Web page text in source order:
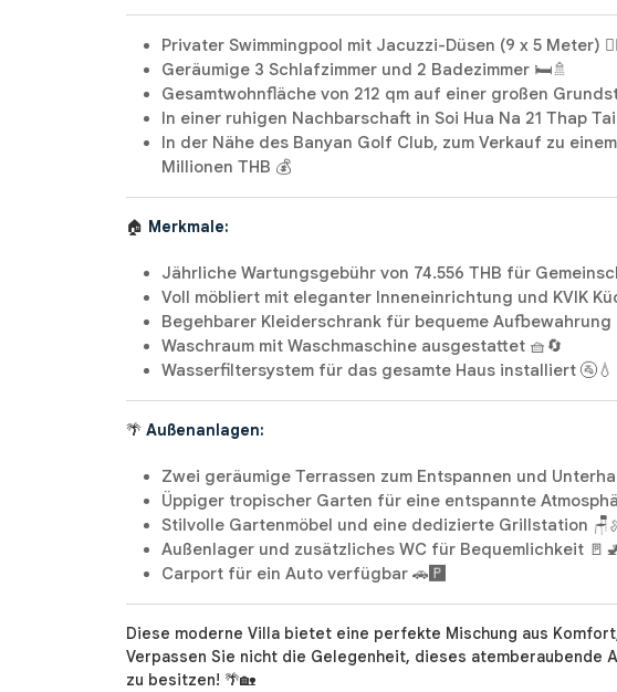
Privater Swimmingpool mit Jacuzzi-Düsen (9 x 5 Meter)
Geräumige 3 Schlafzimmer und 2 Badezimmer 🛏️🚿
Gesamtwohnfläche von 212 qm auf einer großen
In einer ruhigen Nachbarschaft in Soi Hua Na 21 Thap
In der Nähe des Banyan Golf Club, zum Verkauf zu
Millionen THB 💰
🏠 Merkmale:
Jährliche Wartungsgebühr von 74.556 THB für
Voll möbliert mit eleganter Inneneinrichtung und KVIK
Begehbarer Kleiderschrank für bequeme Aufbewahrung
Waschraum mit Waschmaschine ausgestattet 🧺🔄
Wasserfiltersystem für das gesamte Haus installiert 🚰💧
🌴 Außenanlagen:
Zwei geräumige Terrassen zum Entspannen und
Üppiger tropischer Garten für eine entspannte
Stilvolle Gartenmöbel und eine dedizierte Grillstation
Außenlager und zusätzliches WC für Bequemlichkeit
Carport für ein Auto verfügbar 🚗🅿️
Diese moderne Villa bietet eine perfekte Mischung aus
Verpassen Sie nicht die Gelegenheit, dieses atemberaubende
zu besitzen! 🌴🏡